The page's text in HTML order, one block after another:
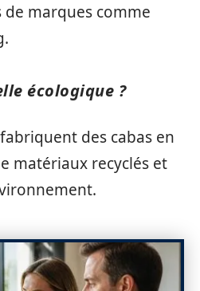
marques comme
écologique ?
des cabas en
matériaux recyclés et